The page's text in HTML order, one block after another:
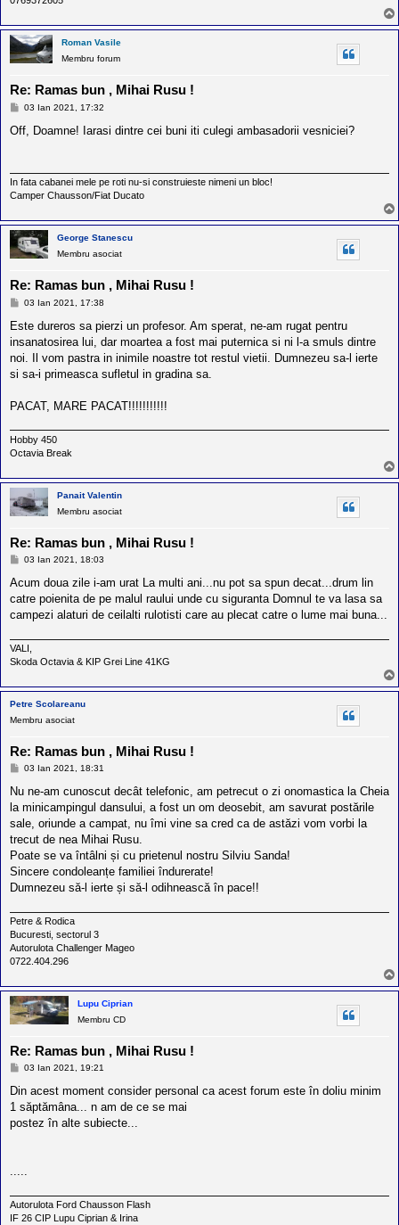
o
e
d
i
n
o
m
n
Roman Vasile
Membru forum
Re: Ramas bun , Mihai Rusu !
M
s
03 Ian 2021, 17:32
Off, Doamne! Iarasi dintre cei buni iti culegi ambasadorii vesniciei?
In fata cabanei mele pe roti nu-si construieste nimeni un bloc!
Camper Chausson/Fiat Ducato
George Stanescu
Membru asociat
Re: Ramas bun , Mihai Rusu !
M
s
j
03 Ian 2021, 17:38
Este dureros sa pierzi un profesor. Am sperat, ne-am rugat pentru
insanatosirea lui, dar moartea a fost mai puternica si ni l-a smuls dintre
noi. Il vom pastra in inimile noastre tot restul vietii. Dumnezeu sa-l ierte
si sa-i primeasca sufletul in gradina sa.
PACAT, MARE PACAT!!!!!!!!!!!
Hobby 450
Octavia Break
Panait Valentin
Membru asociat
Re: Ramas bun , Mihai Rusu !
M
s
j
03 Ian 2021, 18:03
Acum doua zile i-am urat La multi ani...nu pot sa spun decat...drum lin
catre poienita de pe malul raului unde cu siguranta Domnul te va lasa sa
campezi alaturi de ceilalti rulotisti care au plecat catre o lume mai buna...
VALI,
Skoda Octavia & KIP Grei Line 41KG
Petre Scolareanu
Membru asociat
Re: Ramas bun , Mihai Rusu !
M
s
03 Ian 2021, 18:31
Nu ne-am cunoscut decât telefonic, am petrecut o zi onomastica la Cheia
la minicampingul dansului, a fost un om deosebit, am savurat postările
sale, oriunde a campat, nu îmi vine sa cred ca de astăzi vom vorbi la
trecut de nea Mihai Rusu.
Poate se va întâlni și cu prietenul nostru Silviu Sanda!
Sincere condoleanțe familiei îndurerate!
Dumnezeu să-l ierte și să-l odihnească în pace!!
Petre & Rodica
Bucuresti, sectorul 3
Autorulota Challenger Mageo
0722.404.296
Lupu Ciprian
Membru CD
Re: Ramas bun , Mihai Rusu !
M
s
j
03 Ian 2021, 19:21
Din acest moment consider personal ca acest forum este în doliu minim
1 săptămâna... n am de ce se mai
postez în alte subiecte...
.....
Autorulota Ford Chausson Flash
IF 26 CIP Lupu Ciprian & Irina